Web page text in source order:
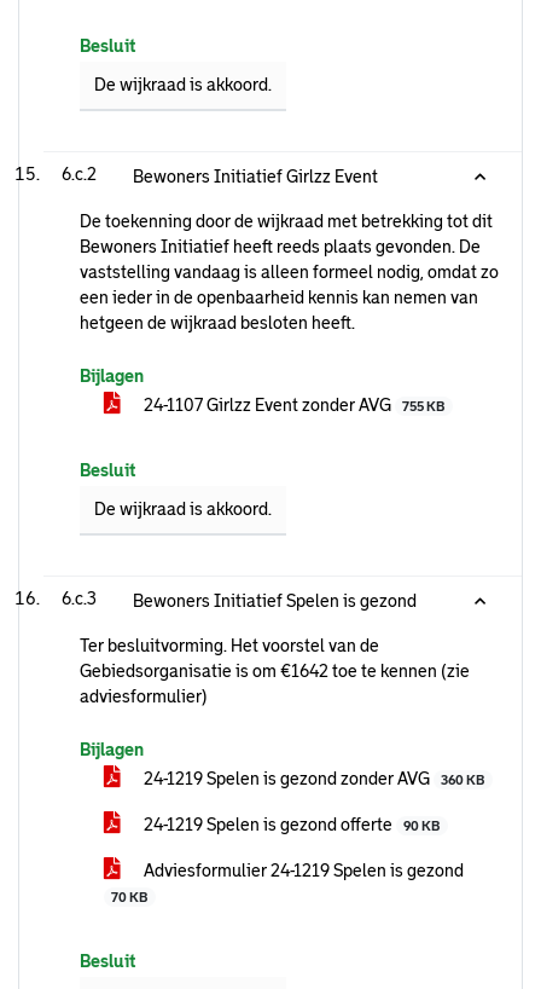
Besluit
De wijkraad is akkoord.
6.c.2 Bewoners Initiatief Girlzz Event
De toekenning door de wijkraad met betrekking tot dit
Bewoners Initiatief heeft reeds plaats gevonden. De
vaststelling vandaag is alleen formeel nodig, omdat zo
een ieder in de openbaarheid kennis kan nemen van
hetgeen de wijkraad besloten heeft.
Bijlagen
24-1107 Girlzz Event zonder AVG
755 KB
Besluit
De wijkraad is akkoord.
6.c.3 Bewoners Initiatief Spelen is gezond
Ter besluitvorming. Het voorstel van de
Gebiedsorganisatie is om €1642 toe te kennen (zie
adviesformulier)
Bijlagen
24-1219 Spelen is gezond zonder AVG
360 KB
24-1219 Spelen is gezond offerte 90 KB
Adviesformulier 24-1219 Spelen is gezond
70 KB
Besluit